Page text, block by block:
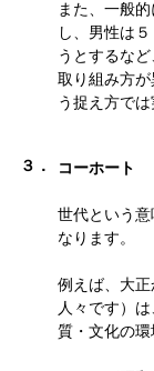
また、一般
し、男性は
うとするな
取り組み方
う捉え方で
３． コーホート
世代という
なります。
例えば、大
人々です）
質・文化の